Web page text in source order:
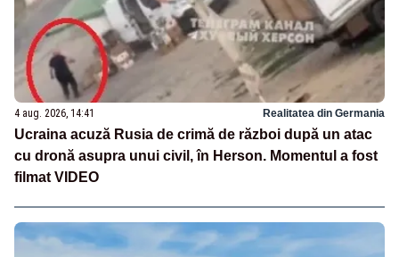
4 aug. 2026, 14:41 Realitatea din Germania
Ucraina acuză Rusia de crimă de război după un atac
cu dronă asupra unui civil, în Herson. Momentul a fost
filmat VIDEO